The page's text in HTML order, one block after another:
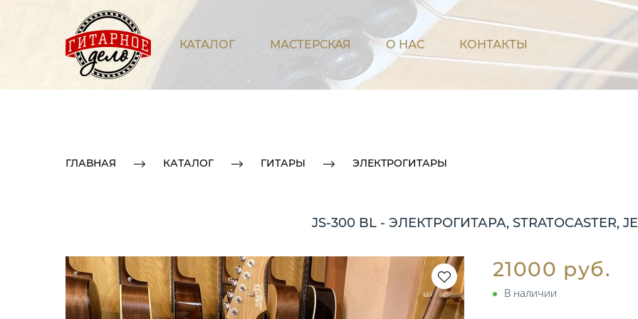
КАТАЛОГ МАСТЕРСКАЯ О НАС КОНТАКТЫ
ГЛАВНАЯ КАТАЛОГ ГИТАРЫ ЭЛЕКТРОГИТАРЫ
JS-300 BL - ЭЛЕКТРОГИТАРА, STRATOCASTER,
21000 руб.
В наличии